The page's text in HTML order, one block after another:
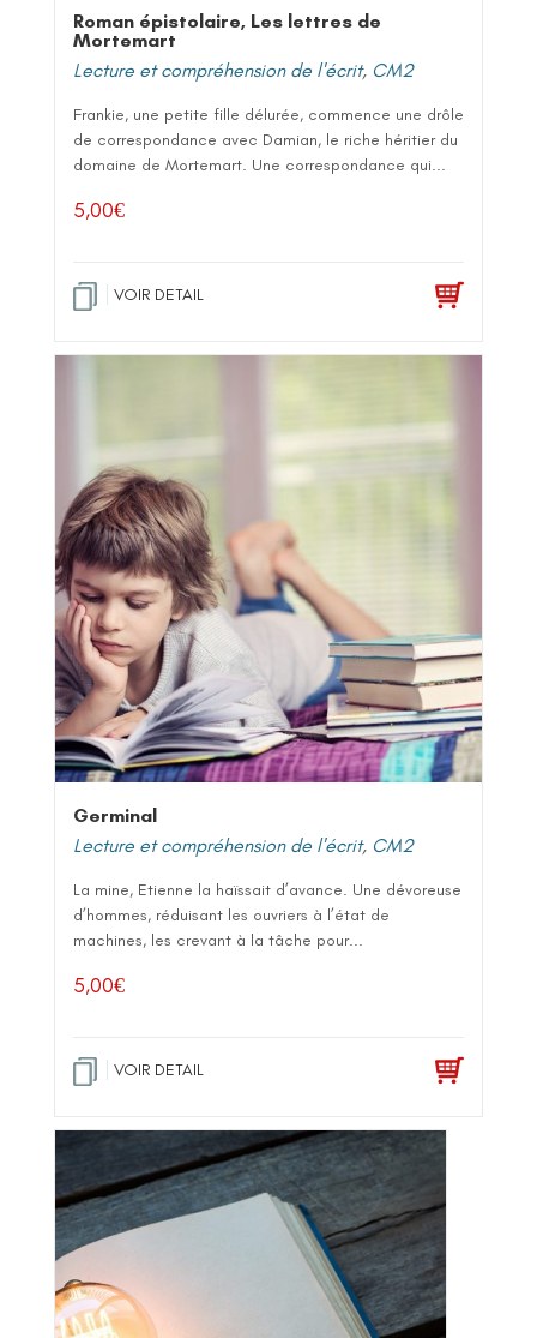
Roman épistolaire, Les lettres de
Mortemart
Lecture et compréhension de l'écrit, CM2
Frankie, une petite fille délurée, commence une drôle
de correspondance avec Damian, le riche héritier du
domaine de Mortemart. Une correspondance qui...
5,00€
VOIR DETAIL
Germinal
Lecture et compréhension de l'écrit, CM2
La mine, Etienne la haïssait d’avance. Une dévoreuse
d’hommes, réduisant les ouvriers à l’état de
machines, les crevant à la tâche pour...
5,00€
VOIR DETAIL